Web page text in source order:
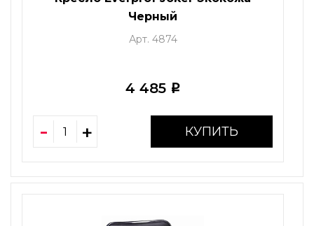
Черный
Арт. 4874
4 485 i
КУПИТЬ